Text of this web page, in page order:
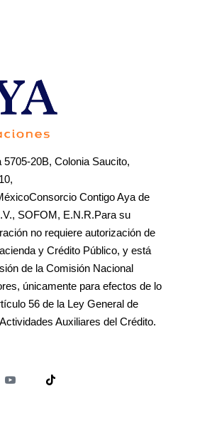
20B, Colonia Saucito,
Contigo Aya de
SOFOM, E.N.R.Para su
no requiere autorización de
y Crédito Público, y está
de la Comisión Nacional
únicamente para efectos de lo
56 de la Ley General de
Auxiliares del Crédito.